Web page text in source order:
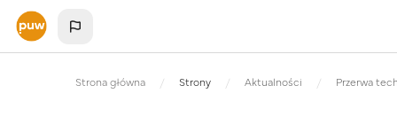
Przejdź do głównej zawartości
Strona główna Strony Aktualności Przerwa